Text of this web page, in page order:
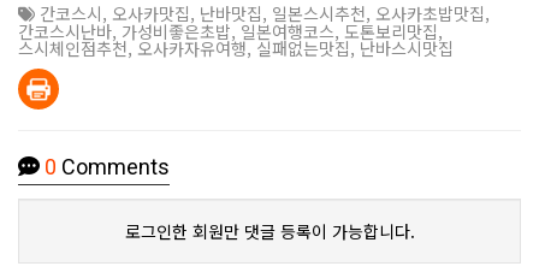
간코스시, 오사카맛집, 난바맛집, 일본스시추천, 오사카초밥맛집,
간코스시난바, 가성비좋은초밥, 일본여행코스, 도톤보리맛집,
스시체인점추천,오사카자유여행, 실패없는맛집, 난바스시맛집
0 Comments
로그인한 회원만 댓글 등록이 가능합니다.